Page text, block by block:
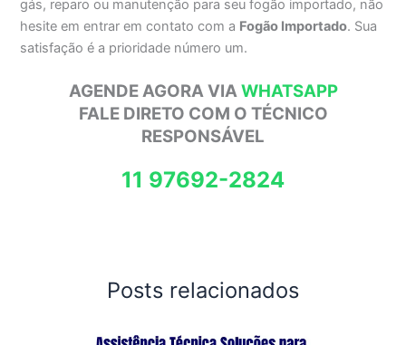
gás, reparo ou manutenção para seu fogão importado, não
hesite em entrar em contato com a Fogão Importado. Sua
satisfação é a prioridade número um.
AGENDE AGORA VIAWHATSAPP
FALE DIRETO COM O TÉCNICO
RESPONSÁVEL
11 97692-2824
Posts relacionados